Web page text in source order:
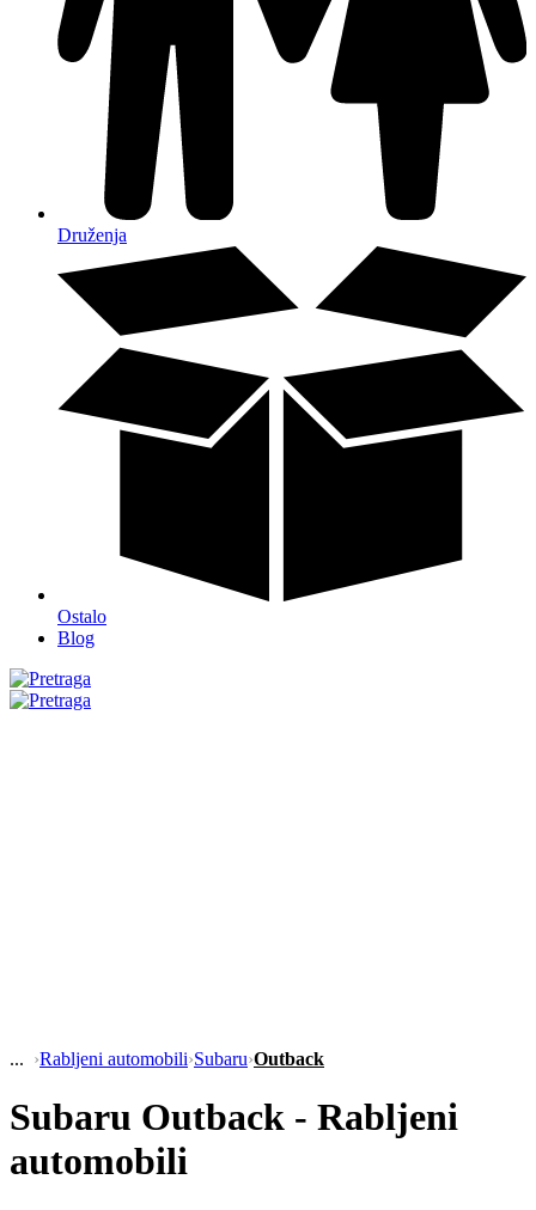
Druženja
Ostalo
Blog
›Rabljeni automobili›Subaru›Outback
Subaru Outback - Rabljeni
automobili